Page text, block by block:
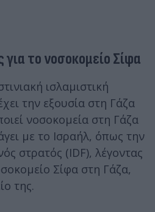
για το νοσοκομείο Σίφα
ισλαμιστική
την εξουσία στη Γάζα
νοσοκομεία στη Γάζα
με το Ισραήλ, όπως την
στρατός (IDF), λέγοντας
Σίφα στη Γάζα,
της.